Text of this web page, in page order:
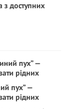
з доступних
пух” —
рідних